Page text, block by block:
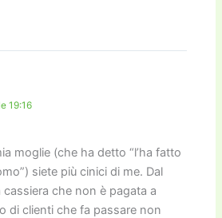
19:16
moglie (che ha detto “l’ha fatto
siete più cinici di me. Dal
che non è pagata a
di clienti che fa passare non